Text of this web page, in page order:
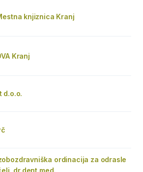
knjiznica Kranj
Kranj
d.o.o.
ordinacija za odrasle